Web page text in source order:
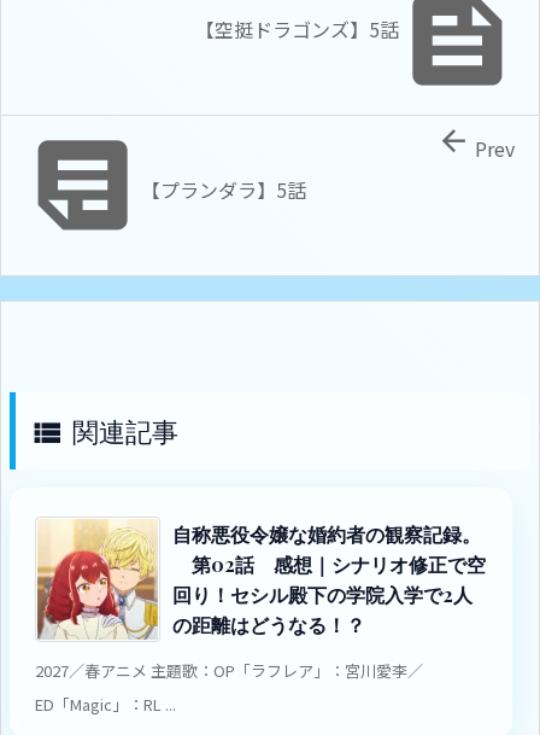

【空挺ドラゴンズ】5話
 【プランダラ】5話
 Prev
 関連記事
自称悪役令嬢な婚約者の観察記録。
第02話 感想｜シナリオ修正で空
回り！セシル殿下の学院入学で2人
の距離はどうなる！？
2027／春アニメ 主題歌：OP「ラフレア」：宮川愛李／
ED「Magic」：RL ...